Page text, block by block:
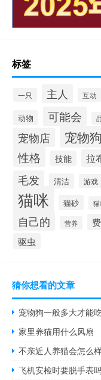
标签
一只 主人 互动
动物 可能会
宠物店 宠物狗
性格 技能 拉
毛发 清洁 游戏
猫咪 猫砂 猫
自己的 营养
驱虫
猜你想看的文章
宠物狗一般多大才能
家里养猫用什么风扇
不亲近人养猫会怎么
飞机安检时要脱手表